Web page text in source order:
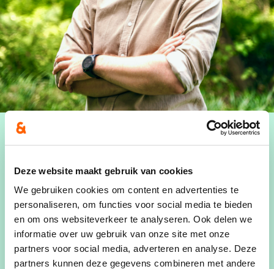
Deze website maakt gebruik van cookies
We gebruiken cookies om content en advertenties te
personaliseren, om functies voor social media te bieden
en om ons websiteverkeer te analyseren. Ook delen we
informatie over uw gebruik van onze site met onze
partners voor social media, adverteren en analyse. Deze
partners kunnen deze gegevens combineren met andere
Ik ben Adrian, 33 jaar, en geboren en getogen in
Edegem. Ik had een geweldige jeugd in Edegem,
ging naar school in De Link en het OLVE college
en was ook bondsleider van KSA OLVE en lid van
de jeugdraad. Sinds 1 januari 2019 zit ik in de
gemeenteraad. Professioneel ben ik advocaat en